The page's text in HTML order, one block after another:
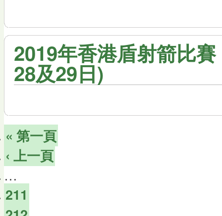
2019年香港盾射箭比
28及29日)
« 第一頁
‹ 上一頁
…
211